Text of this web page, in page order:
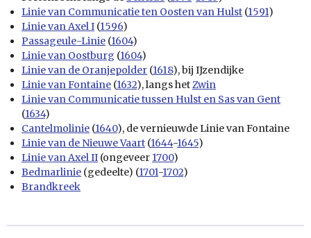
Linie van Communicatie ten Oosten van Hulst (1591)
Linie van Axel I (1596)
Passageule-Linie (1604)
Linie van Oostburg (1604)
Linie van de Oranjepolder (1618), bij IJzendijke
Linie van Fontaine (1632), langs hetZwin
Linie van Communicatie tussen Hulst en Sas van Gent
(1634)
Cantelmolinie (1640), de vernieuwde Linie van Fontaine
Linie van de Nieuwe Vaart (1644-1645)
Linie van Axel II (ongeveer 1700)
Bedmarlinie (gedeelte) (1701-1702)
Brandkreek